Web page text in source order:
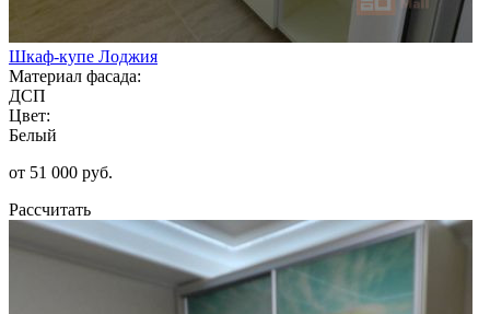
Шкаф-купе Лоджия
Материал фасада:
ДСП
Цвет:
Белый
от 51 000 руб.
Рассчитать